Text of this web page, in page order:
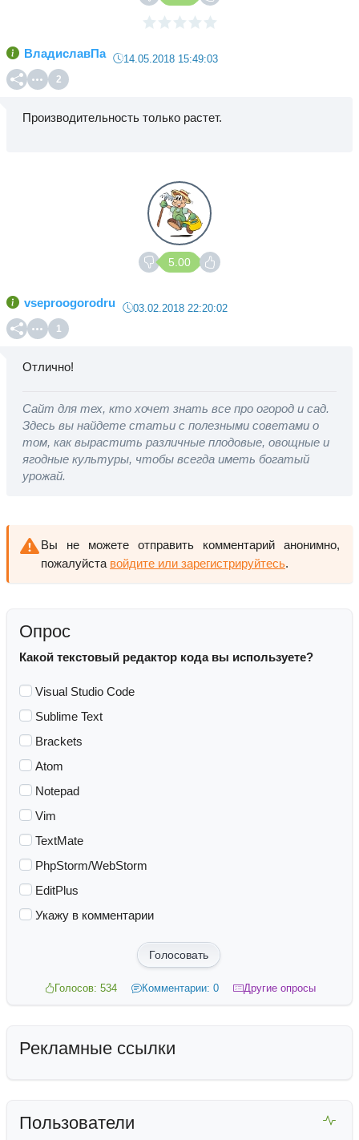
ВладиславПа 14.05.2018 15:49:03
2
Производительность только растет.
5.00
vseproogorodru 03.02.2018 22:20:02
1
Отлично!
Сайт для тех, кто хочет знать все про огород и сад.
Здесь вы найдете статьи с полезными советами о
том, как вырастить различные плодовые, овощные и
ягодные культуры, чтобы всегда иметь богатый
урожай.
Вы не можете отправить комментарий анонимно,
пожалуйста войдите или зарегистрируйтесь.
Опрос
Какой текстовый редактор кода вы используете?
Visual Studio Code
Sublime Text
Brackets
Atom
Notepad
Vim
TextMate
PhpStorm/WebStorm
EditPlus
Укажу в комментарии
Голосовать
Голосов: 534 Комментарии: 0 Другие опросы
Рекламные ссылки
Пользователи